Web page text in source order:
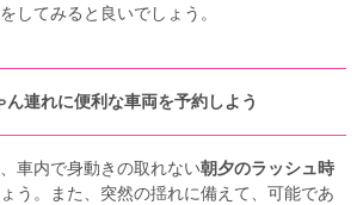
してみると良いでしょう。
ん連れに便利な車両を予約しよう
車内で身動きの取れない朝夕のラッシュ時
う。また、突然の揺れに備えて、可能であ